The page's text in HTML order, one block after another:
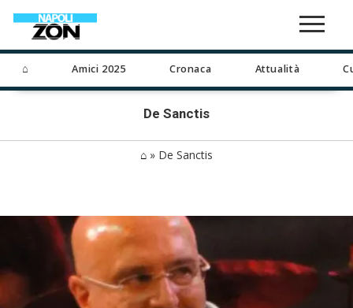
⌂ Amici 2025 Cronaca Attualità
De Sanctis
⌂ » De Sanctis